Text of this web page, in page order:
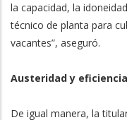
la capacidad, la
técnico de planta para
vacantes”, aseguró.
Austeridad y eficiencia
De igual manera, la